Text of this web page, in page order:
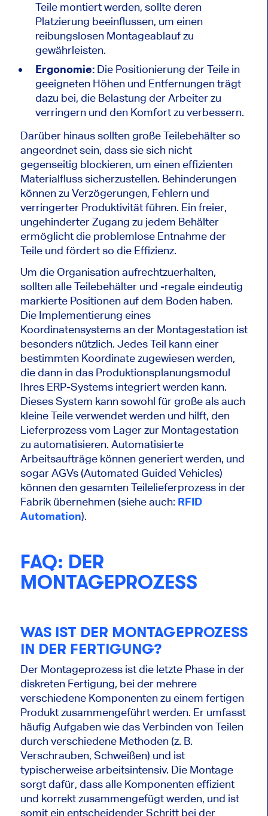
Teile montiert werden, sollte deren
Platzierung beeinflussen, um einen
reibungslosen Montageablauf zu
gewährleisten.
Ergonomie:Die Positionierung der Teile in
geeigneten Höhen und Entfernungen trägt
dazu bei, die Belastung der Arbeiter zu
verringern und den Komfort zu verbessern.
Darüber hinaus sollten große Teilebehälter so
angeordnet sein, dass sie sich nicht
gegenseitig blockieren, um einen effizienten
Materialfluss sicherzustellen. Behinderungen
können zu Verzögerungen, Fehlern und
verringerter Produktivität führen. Ein freier,
ungehinderter Zugang zu jedem Behälter
ermöglicht die problemlose Entnahme der
Teile und fördert so die Effizienz.
Um die Organisation aufrechtzuerhalten,
sollten alle Teilebehälter und -regale eindeutig
markierte Positionen auf dem Boden haben.
Die Implementierung eines
Koordinatensystems an der Montagestation ist
besonders nützlich. Jedes Teil kann einer
bestimmten Koordinate zugewiesen werden,
die dann in das Produktionsplanungsmodul
Ihres ERP-Systems integriert werden kann.
Dieses System kann sowohl für große als auch
kleine Teile verwendet werden und hilft, den
Lieferprozess vom Lager zur Montagestation
zu automatisieren. Automatisierte
Arbeitsaufträge können generiert werden, und
sogar AGVs (Automated Guided Vehicles)
können den gesamten Teilelieferprozess in der
Fabrik übernehmen (siehe auch: RFID
Automation).
FAQ: DER
MONTAGEPROZESS
WAS IST DER MONTAGEPROZESS
IN DER FERTIGUNG?
Der Montageprozess ist die letzte Phase in der
diskreten Fertigung, bei der mehrere
verschiedene Komponenten zu einem fertigen
Produkt zusammengeführt werden. Er umfasst
häufig Aufgaben wie das Verbinden von Teilen
durch verschiedene Methoden (z. B.
Verschrauben, Schweißen) und ist
typischerweise arbeitsintensiv. Die Montage
sorgt dafür, dass alle Komponenten effizient
und korrekt zusammengefügt werden, und ist
somit ein entscheidender Schritt bei der